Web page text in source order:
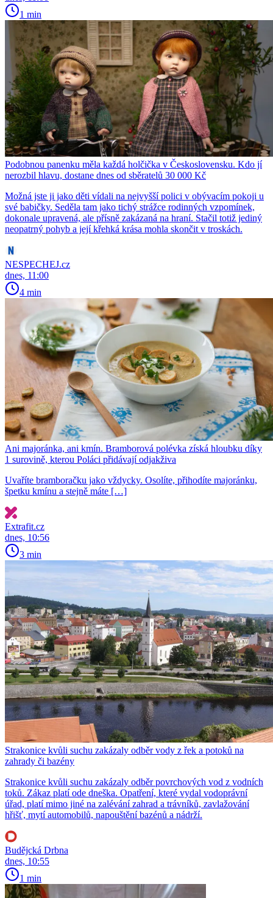
1 min
Podobnou panenku měla každá holčička v Československu. Kdo jí
nerozbil hlavu, dostane dnes od sběratelů 30 000 Kč
Možná jste ji jako děti vídali na nejvyšší polici v obývacím pokoji u
své babičky. Seděla tam jako tichý strážce rodinných vzpomínek,
dokonale upravená, ale přísně zakázaná na hraní. Stačil totiž jediný
neopatrný pohyb a její křehká krása mohla skončit v troskách.
NESPECHEJ.cz
dnes, 11:00
4 min
Ani majoránka, ani kmín. Bramborová polévka získá hloubku díky
1 surovině, kterou Poláci přidávají odjakživa
Uvaříte bramboračku jako vždycky. Osolíte, přihodíte majoránku,
špetku kmínu a stejně máte […]
Extrafit.cz
dnes, 10:56
3 min
Strakonice kvůli suchu zakázaly odběr vody z řek a potoků na
zahrady či bazény
Strakonice kvůli suchu zakázaly odběr povrchových vod z vodních
toků. Zákaz platí ode dneška. Opatření, které vydal vodoprávní
úřad, platí mimo jiné na zalévání zahrad a trávníků, zavlažování
hřišť, mytí automobilů, napouštění bazénů a nádrží.
Budějcká Drbna
dnes, 10:55
1 min